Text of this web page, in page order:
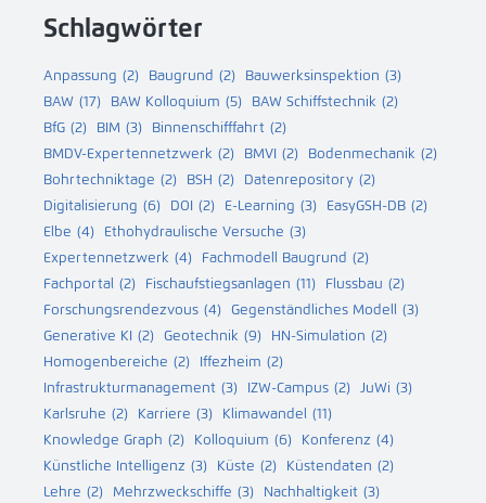
Schlagwörter
Anpassung (2) Baugrund (2) Bauwerksinspektion (3)
BAW (17) BAW Kolloquium (5) BAW Schiffstechnik (2)
BfG (2) BIM (3) Binnenschifffahrt (2)
BMDV-Expertennetzwerk (2) BMVI (2) Bodenmechanik (2)
Bohrtechniktage (2) BSH (2) Datenrepository (2)
Digitalisierung (6) DOI (2) E-Learning (3) EasyGSH-DB (2)
Elbe (4) Ethohydraulische Versuche (3)
Expertennetzwerk (4) Fachmodell Baugrund (2)
Fachportal (2) Fischaufstiegsanlagen (11) Flussbau (2)
Forschungsrendezvous (4) Gegenständliches Modell (3)
Generative KI (2) Geotechnik (9) HN-Simulation (2)
Homogenbereiche (2) Iffezheim (2)
Infrastrukturmanagement (3) IZW-Campus (2) JuWi (3)
Karlsruhe (2) Karriere (3) Klimawandel (11)
Knowledge Graph (2) Kolloquium (6) Konferenz (4)
Künstliche Intelligenz (3) Küste (2) Küstendaten (2)
Lehre (2) Mehrzweckschiffe (3) Nachhaltigkeit (3)